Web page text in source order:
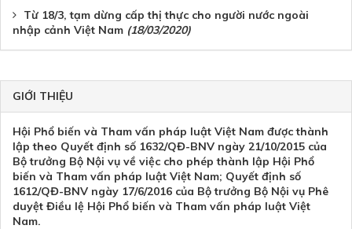
Từ 18/3, tạm dừng cấp thị thực cho người nước ngoài
nhập cảnh Việt Nam (18/03/2020)
GIỚI THIỆU
Hội Phổ biến và Tham vấn pháp luật Việt Nam được thành
lập theo Quyết định số 1632/QĐ-BNV ngày 21/10/2015 của
Bộ trưởng Bộ Nội vụ về việc cho phép thành lập Hội Phổ
biến và Tham vấn pháp luật Việt Nam; Quyết định số
1612/QĐ-BNV ngày 17/6/2016 của Bộ trưởng Bộ Nội vụ Phê
duyệt Điều lệ Hội Phổ biến và Tham vấn pháp luật Việt
Nam.